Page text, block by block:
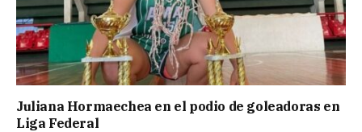
Juliana Hormaechea en el podio de goleadoras en
Liga Federal